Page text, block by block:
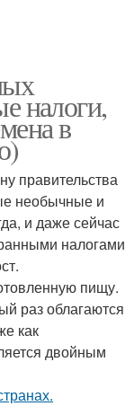
налоги,
в
правительства
необычные и
и даже сейчас
налогами
пищу.
раз облагаются
как
двойным